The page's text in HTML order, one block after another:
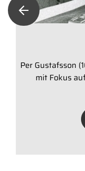
Per Gustafsson
mit Fokus